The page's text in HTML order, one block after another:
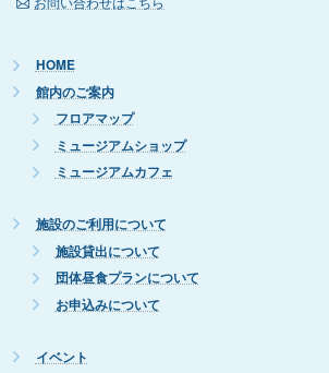
HOME
館内のご案内
フロアマップ
ミュージアムショップ
ミュージアムカフェ
施設のご利用について
施設貸出について
団体昼食プランについて
お申込みについて
イベント